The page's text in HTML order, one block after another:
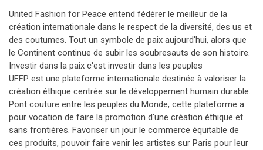
United Fashion for Peace entend fédérer le meilleur de la
création internationale dans le respect de la diversité, des us et
des coutumes. Tout un symbole de paix aujourd'hui, alors que
le Continent continue de subir les soubresauts de son histoire.
Investir dans la paix c'est investir dans les peuples
UFFP est une plateforme internationale destinée à valoriser la
création éthique centrée sur le développement humain durable.
Pont couture entre les peuples du Monde, cette plateforme a
pour vocation de faire la promotion d'une création éthique et
sans frontières. Favoriser un jour le commerce équitable de
ces produits, pouvoir faire venir les artistes sur Paris pour leur